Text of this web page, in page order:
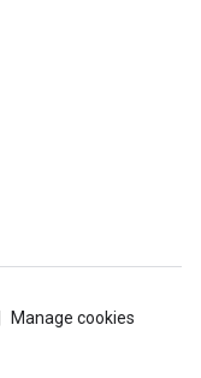
Manage cookies